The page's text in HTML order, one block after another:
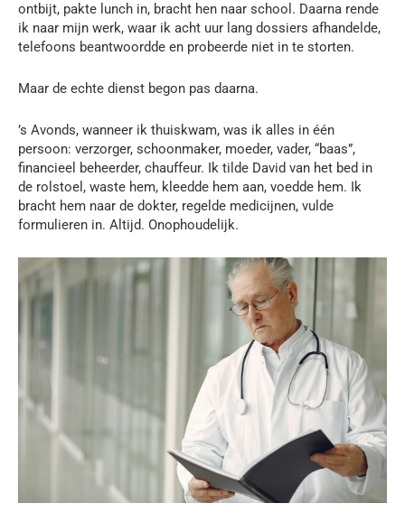
ontbijt, pakte lunch in, bracht hen naar school. Daarna rende
ik naar mijn werk, waar ik acht uur lang dossiers afhandelde,
telefoons beantwoordde en probeerde niet in te storten.
Maar de echte dienst begon pas daarna.
’s Avonds, wanneer ik thuiskwam, was ik alles in één
persoon: verzorger, schoonmaker, moeder, vader, “baas”,
financieel beheerder, chauffeur. Ik tilde David van het bed in
de rolstoel, waste hem, kleedde hem aan, voedde hem. Ik
bracht hem naar de dokter, regelde medicijnen, vulde
formulieren in. Altijd. Onophoudelijk.